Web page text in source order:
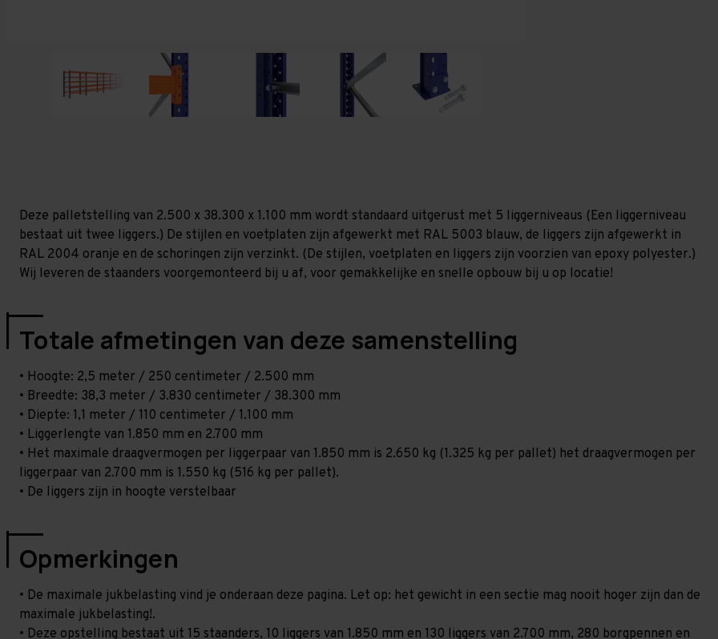
Deze palletstelling van 2.500 x 38.300 x 1.100 mm wordt standaard uitgerust met 5 liggerniveaus (Een liggerniveau
bestaat uit twee liggers.) De stijlen en voetplaten zijn afgewerkt met RAL 5003 blauw, de liggers zijn afgewerkt in
RAL 2004 oranje en de schoringen zijn verzinkt. (De stijlen, voetplaten en liggers zijn voorzien van epoxy polyester.)
Wij leveren de staanders voorgemonteerd bij u af, voor gemakkelijke en snelle opbouw bij u op locatie!
Totale afmetingen van deze samenstelling
• Hoogte: 2,5 meter / 250 centimeter / 2.500 mm
• Breedte: 38,3 meter / 3.830 centimeter / 38.300 mm
• Diepte: 1,1 meter / 110 centimeter / 1.100 mm
• Liggerlengte van 1.850 mm en 2.700 mm
• Het maximale draagvermogen per liggerpaar van 1.850 mm is 2.650 kg (1.325 kg per pallet) het draagvermogen per
liggerpaar van 2.700 mm is 1.550 kg (516 kg per pallet).
• De liggers zijn in hoogte verstelbaar
Opmerkingen
• De maximale jukbelasting vind je onderaan deze pagina. Let op: het gewicht in een sectie mag nooit hoger zijn dan de
maximale jukbelasting!.
• Deze opstelling bestaat uit 15 staanders, 10 liggers van 1.850 mm en 130 liggers van 2.700 mm, 280 borgpennen en